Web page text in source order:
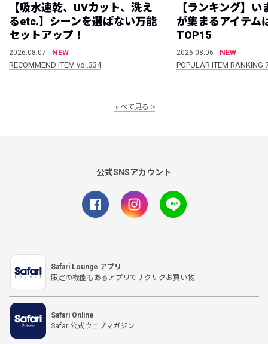
【吸水速乾、UVカット、洗え
るetc.】シーンを選ばない万能
セットアップ！
2026.08.07
NEW
RECOMMEND ITEM vol.334
【ランキング】
が集まるアイテム
TOP15
2026.08.06
NEW
POPULAR ITEM
すべて見る
公式SNSアカウント
Safari Lounge アプリ
限定の機能もあるアプリでサクサクお買い物
Safari Online
Safari公式ウェブマガジン